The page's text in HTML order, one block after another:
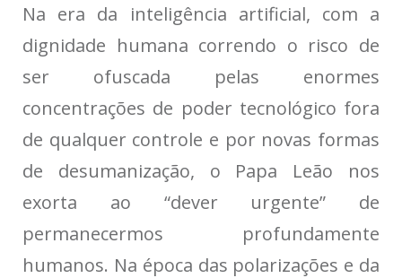
Na era da inteligência artificial, com a
dignidade humana correndo o risco de
ser ofuscada pelas enormes
concentrações de poder tecnológico fora
de qualquer controle e por novas formas
de desumanização, o Papa Leão nos
exorta ao “dever urgente” de
permanecermos profundamente
humanos. Na época das polarizações e da